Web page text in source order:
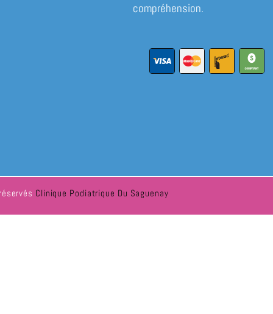
compréhension.
Clinique Podiatrique Du Saguenay